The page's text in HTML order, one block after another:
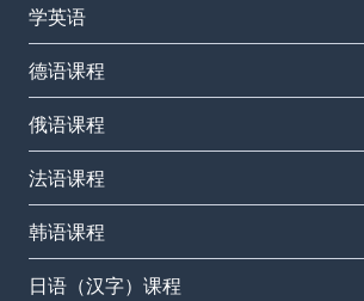
学英语
德语课程
俄语课程
法语课程
韩语课程
日语（汉字）课程